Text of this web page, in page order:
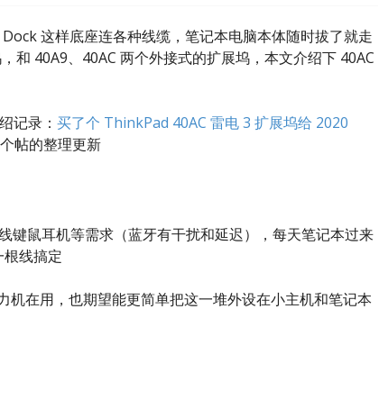
这样底座连各种线缆，笔记本电脑本体随时拔了就走
和 40A9、40AC 两个外接式的扩展坞，本文介绍下 40AC
记录： 买了个 ThinkPad 40AC 雷电 3 扩展坞给 2020
帖的整理更新
鼠耳机等需求（蓝牙有干扰和延迟），每天笔记本过来
线搞定
在用，也期望能更简单把这一堆外设在小主机和笔记本